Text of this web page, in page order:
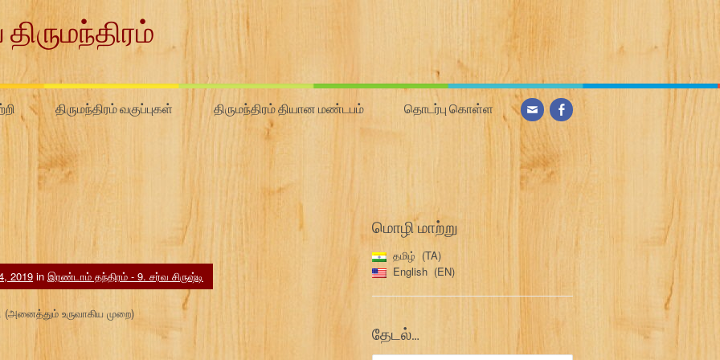
திருமந்திரம் வகுப்புகள் திருமந்திரம் தியான மண்டபம் தொடர்பு கொள்ள
2019 in இரண்டாம் தந்திரம் - 9. சர்வ சிருஷ்டி
(அனைத்தும் உருவாகிய முறை)
மொழி மாற்று
தமிழ்
TA
English
EN
தேடல்…